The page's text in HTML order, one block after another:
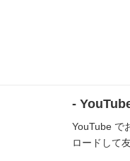
-
YouTube で
ロードして